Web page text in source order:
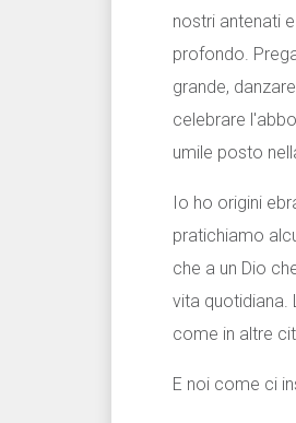
nostri antenati
profondo.
grande,
celebrare
umile posto
Io ho origini
pratichiamo
che a un Dio
vita quotidiana.
come in altre
E noi come ci